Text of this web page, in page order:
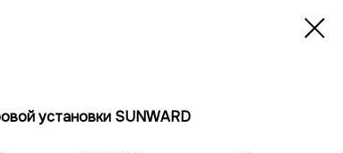
установки SUNWARD